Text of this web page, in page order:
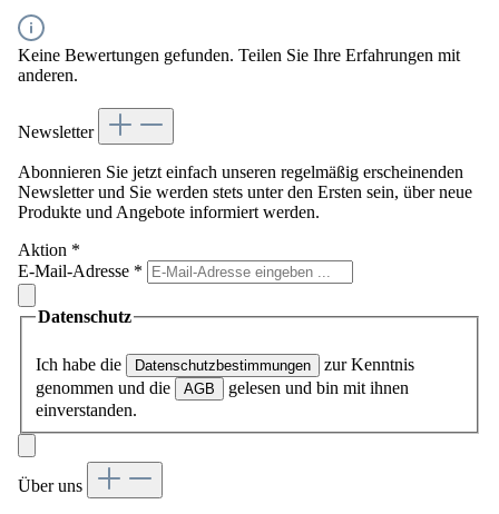
Keine Bewertungen gefunden. Teilen Sie Ihre Erfahrungen mit
anderen.
Newsletter
Abonnieren Sie jetzt einfach unseren regelmäßig erscheinenden
Newsletter und Sie werden stets unter den Ersten sein, über neue
Produkte und Angebote informiert werden.
Aktion *
E-Mail-Adresse *
Datenschutz
Ich habe die Datenschutzbestimmungen
zur Kenntnis
genommen und die
AGB
gelesen und bin mit ihnen
einverstanden.
Über uns